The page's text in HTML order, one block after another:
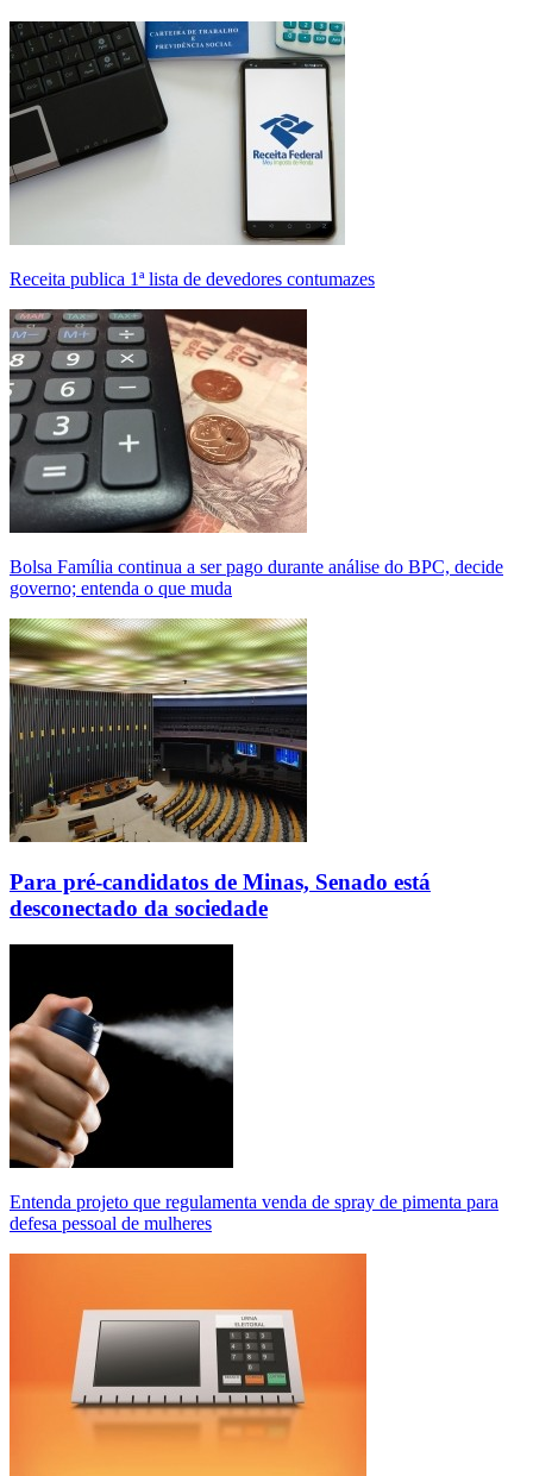
Receita publica 1ª lista de devedores contumazes
Bolsa Família continua a ser pago durante análise do BPC, decide
governo; entenda o que muda
Para pré-candidatos de Minas, Senado está
desconectado da sociedade
Entenda projeto que regulamenta venda de spray de pimenta para
defesa pessoal de mulheres